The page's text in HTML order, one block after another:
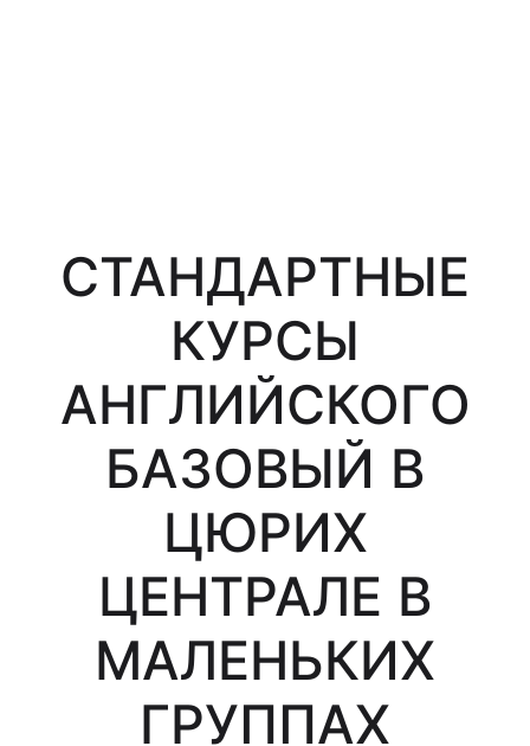
СТАНДАРТНЫЕ
КУРСЫ
АНГЛИЙСКОГО
БАЗОВЫЙ В
ЦЮРИХ
ЦЕНТРАЛЕ В
МАЛЕНЬКИХ
ГРУППАХ